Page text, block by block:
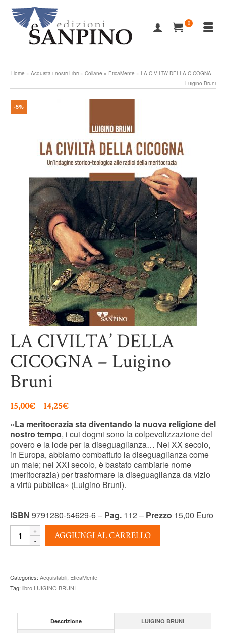
0
Home » Acquista i nostri Libri » Collane » EticaMente » LA CIVILTA’ DELLA CICOGNA –
Luigino Bruni
-5%
LA CIVILTA’ DELLA
CICOGNA – Luigino
Bruni
15,00€ 14,25€
«La meritocrazia sta diventando la nuova religione del
nostro tempo, i cui dogmi sono la colpevolizzazione del
povero e la lode per la diseguaglianza… Nel XX secolo,
in Europa, abbiamo combattuto la diseguaglianza come
un male; nel XXI secolo, è bastato cambiarle nome
(meritocrazia) per trasformare la diseguaglianza da vizio
a virtù pubblica» (Luigino Bruni).
ISBN 9791280-54629-6 – Pag. 112 – Prezzo 15,00 Euro
LA
CIVILTA'
Luigino
Bruni
AGGIUNGI AL CARRELLO
Categories: Acquistabili, EticaMente
Tag: libro LUIGINO BRUNI
Descrizione LUIGINO BRUNI